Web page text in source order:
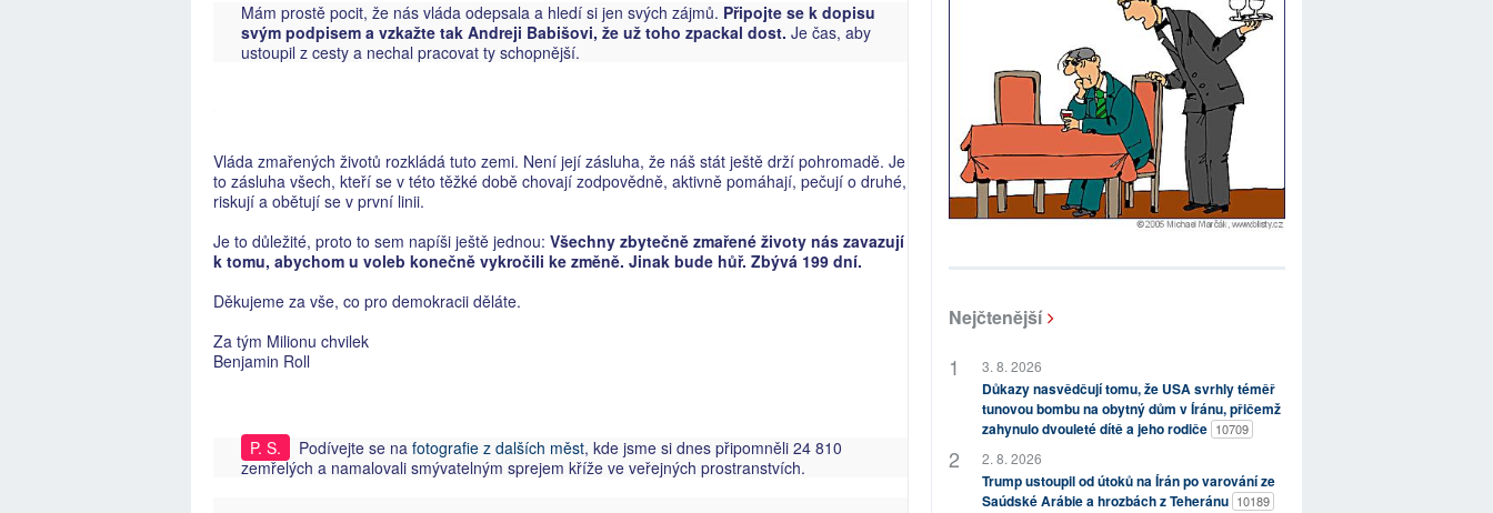
Mám prostě pocit, že nás vláda odepsala a hledí si jen svých zájmů. Připojte se k dopisu
svým podpisem a vzkažte tak Andreji Babišovi, že už toho zpackal dost.Je čas, aby
ustoupil z cesty a nechal pracovat ty schopnější.
Vláda zmařených životů rozkládá tuto zemi. Není její zásluha, že náš stát ještě drží pohromadě. Je
to zásluha všech, kteří se v této těžké době chovají zodpovědně, aktivně pomáhají, pečují o druhé,
riskují a obětují se v první linii.
Je to důležité, proto to sem napíši ještě jednou: Všechny zbytečně zmařené životy nás zavazují
k tomu, abychom u voleb konečně vykročili ke změně. Jinak bude hůř. Zbývá 199 dní.
Děkujeme za vše, co pro demokracii děláte.
Za tým Milionu chvilek
Benjamin Roll
P. S. Podívejte se nafotografie z dalších měst, kde jsme si dnes připomněli 24 810
zemřelých a namalovali smývatelným sprejem kříže ve veřejných prostranstvích.
Nejčtenější
3. 8. 2026
Důkazy nasvědčují tomu, že USA svrhly téměř
tunovou bombu na obytný dům v Íránu, přičemž
zahynulo dvouleté dítě a jeho rodiče 10709
2. 8. 2026
Trump ustoupil od útoků na Írán po varování ze
Saúdské Arábie a hrozbách z Teheránu 10189